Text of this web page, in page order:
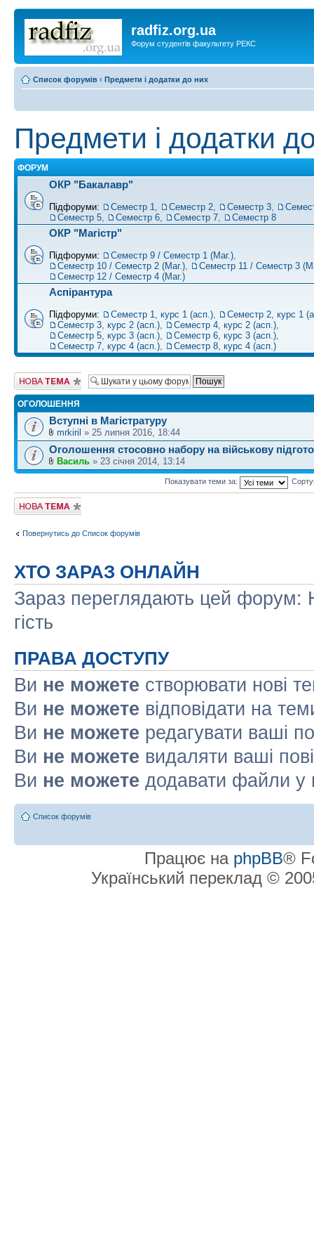
radfiz.org.ua
Форум студентів факультету РЕКС
Список форумів ‹ Предмети і додатки до них
Предмети і додатки
ФОРУМ
ОКР "Бакалавр"
Підфоруми: Семестр 1 Семестр 2 Семестр 3
Семестр 5
Семестр 6 Семестр 7 Семестр 8
ОКР "Магістр"
Підфоруми: Семестр 9 / Семестр 1 (Маг.)
Семестр 10 / Семестр 2 (Маг.)
Семестр 11 / Семестр 3
Семестр 12 / Семестр 4 (Маг.)
Аспірантура
Підфоруми: Семестр 1, курс 1 (асп.)
Семестр 2, курс 1
Семестр 3, курс 2 (асп.)
Семестр 4, курс 2 (асп.)
Семестр 5, курс 3 (асп.)
Семестр 6, курс 3 (асп.)
Семестр 7, курс 4 (асп.)
Семестр 8, курс 4 (асп.)
Створити нову
тему
ОГОЛОШЕННЯ
Вступні в Магістратуру
mrkiril » 25 липня 2016, 18:44
Оголошення стосовно набору на військову
Василь » 23 січня 2014, 13:14
Показувати теми за:
Створити нову
тему
Повернутись до Список форумів
ХТО ЗАРАЗ ОНЛАЙН
Зараз переглядають цей форум:
гість
ПРАВА ДОСТУПУ
Ви не можете створювати нові
Ви не можете відповідати на
Ви не можете редагувати ваші
Ви не можете видаляти ваші
Ви не можете додавати файли у
Список форумів
Працює на phpBB®
Український переклад ©